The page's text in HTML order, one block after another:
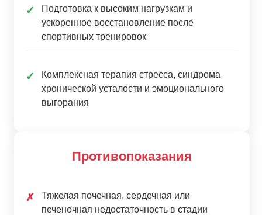
✓
Подготовка к высоким нагрузкам и
ускоренное восстановление после
спортивных тренировок
✓
Комплексная терапия стресса, синдрома
хронической усталости и эмоционального
выгорания
Противопоказания
✗
Тяжелая почечная, сердечная или
печеночная недостаточность в стадии